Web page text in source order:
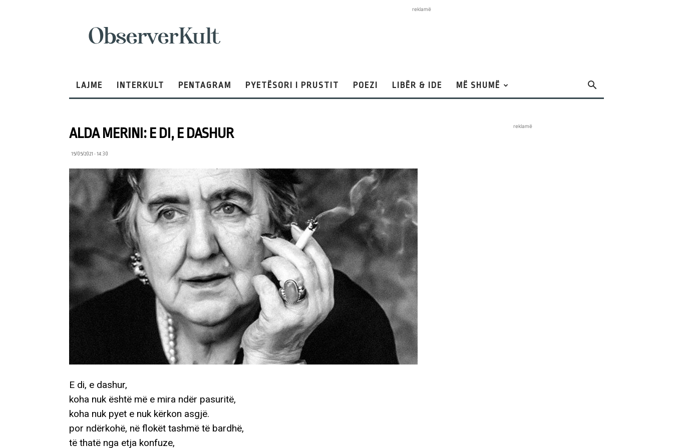
reklamë
LAJME INTERKULT PENTAGRAM PYETËSORI I PRUSTIT POEZI LIBËR & IDE MË SHUMË
ALDA MERINI: E DI, E DASHUR
15/05/2021 • 14:30
E di, e dashur,
koha nuk është më e mira ndër pasuritë,
koha nuk pyet e nuk kërkon asgjë.
por ndërkohë, në flokët tashmë të bardhë,
të thatë nga etja konfuze,
reklamë